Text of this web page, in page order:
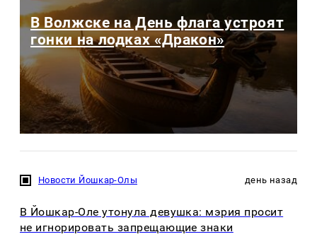
В Волжске на День флага устроят
гонки на лодках «Дракон»
Новости Йошкар-Олы день назад
В Йошкар-Оле утонула девушка: мэрия просит
не игнорировать запрещающие знаки